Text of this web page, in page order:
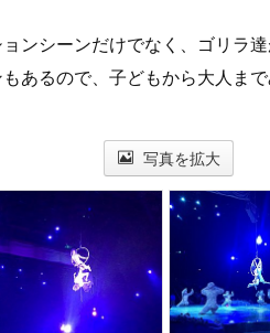
ンシーンだけでなく、ゴリラ
あるので、子どもから大人ま
写真を拡大